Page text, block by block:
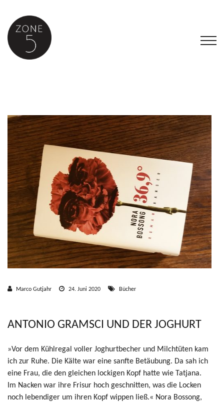
Marco Gutjahr 24. Juni 2020 Bücher
ANTONIO GRAMSCI UND DER JOGHURT
»Vor dem Kühlregal voller Joghurtbecher und Milchtüten kam
ich zur Ruhe. Die Kälte war eine sanfte Betäubung. Da sah ich
eine Frau, die den gleichen lockigen Kopf hatte wie Tatjana.
Im Nacken war ihre Frisur hoch geschnitten, was die Locken
noch lebendiger um ihren Kopf wippen ließ.« Nora Bossong,